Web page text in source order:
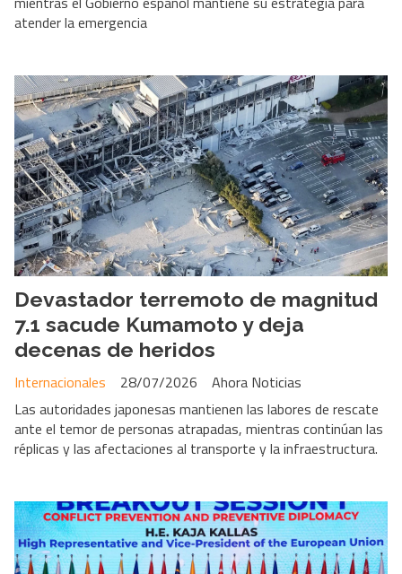
atender la emergencia
Devastador terremoto de magnitud
7.1 sacude Kumamoto y deja
decenas de heridos
Ahora Noticias
Internacionales
28/07/2026
Las autoridades japonesas mantienen las labores de rescate
ante el temor de personas atrapadas, mientras continúan las
réplicas y las afectaciones al transporte y la infraestructura.